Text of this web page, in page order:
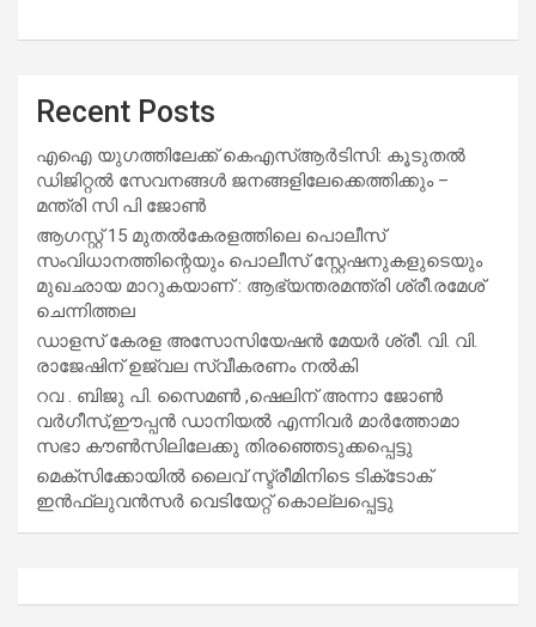
Recent Posts
എഐ യുഗത്തിലേക്ക് കെഎസ്ആർടിസി: കൂടുതൽ
ഡിജിറ്റൽ സേവനങ്ങൾ ജനങ്ങളിലേക്കെത്തിക്കും –
മന്ത്രി സി പി ജോൺ
ആഗസ്റ്റ് 15 മുതല്‍കേരളത്തിലെ പൊലീസ്
സംവിധാനത്തിന്റെയും പൊലീസ് സ്റ്റേഷനുകളുടെയും
മുഖഛായ മാറുകയാണ് : ആഭ്യന്തരമന്ത്രി ശ്രീ.രമേശ്
ചെന്നിത്തല
ഡാളസ് കേരള അസോസിയേഷൻ മേയർ ശ്രീ. വി. വി.
രാജേഷിന് ഉജ്വല സ്വീകരണം നൽകി
റവ . ബിജു പി. സൈമൺ ,ഷെലിന് അന്നാ ജോൺ
വർഗീസ്,ഈപ്പൻ ഡാനിയൽ എന്നിവർ മാർത്തോമാ
സഭാ കൗൺസിലിലേക്കു തിരഞ്ഞെടുക്കപ്പെട്ടു
മെക്സിക്കോയിൽ ലൈവ് സ്ട്രീമിനിടെ ടിക്‌ടോക്
ഇൻഫ്ലുവൻസർ വെടിയേറ്റ് കൊല്ലപ്പെട്ടു